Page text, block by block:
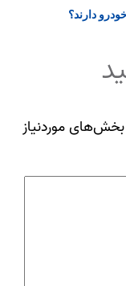
دارند؟
بخش‌های موردنیاز